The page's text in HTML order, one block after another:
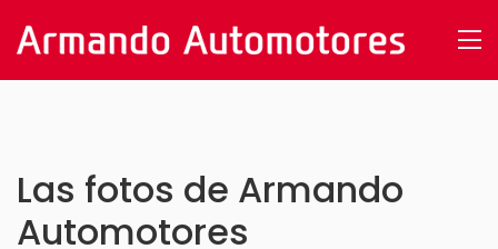
Las fotos de Armando
Automotores